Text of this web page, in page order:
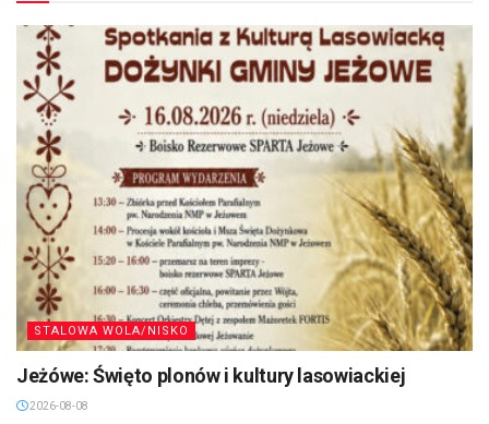
STALOWA WOLA/NISKO
Jeżówe: Święto plonów i kultury lasowiackiej
2026-08-08